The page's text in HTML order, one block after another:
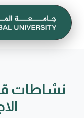
نشاطات